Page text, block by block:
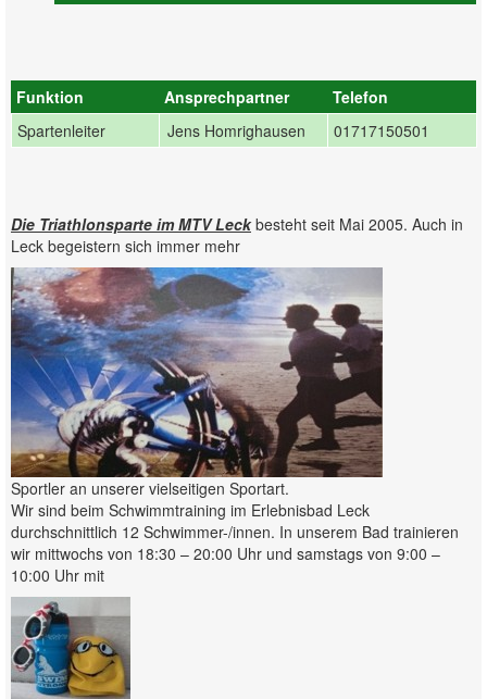
Funktion Ansprechpartner
Telefon
Spartenleiter
Jens Homrighausen 01717150501
Die Triathlonsparte im MTV Leckbesteht seit Mai 2005. Auch in
Leck begeistern sich immer mehr
Sportler an unserer vielseitigen Sportart.
Wir sind beim Schwimmtraining im Erlebnisbad Leck
durchschnittlich 12 Schwimmer-/innen. In unserem Bad trainieren
wir mittwochs von 18:30 – 20:00 Uhr und samstags von 9:00 –
10:00 Uhr mit